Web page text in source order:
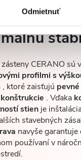
Odmietnuť
CERANO sú
profilmi s
, ktoré zaisťujú
. Vďaka
stien je
stavebných
navyše
používaní v